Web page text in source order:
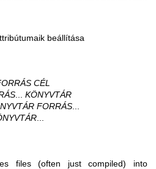
beállítása
CÉL
KÖNYVTÁR
FORRÁS
files (often just compiled) into